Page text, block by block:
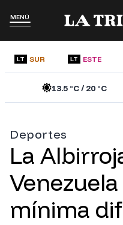
MENÚ
LT SUR LT ESTE
13.5 °C /20 °C
Deportes
La
mínima